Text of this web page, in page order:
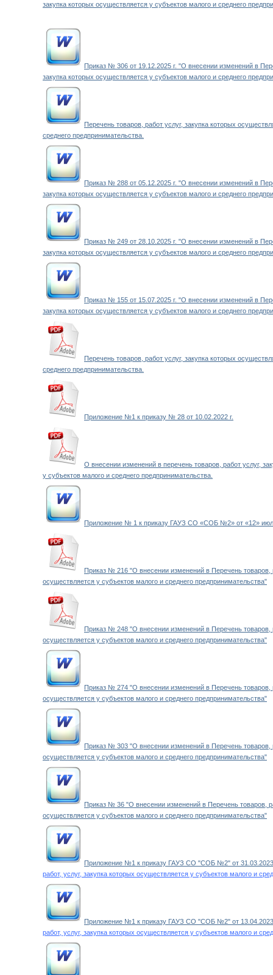
закупка которых осуществляется у субъектов малого и среднего
Приказ № 306 от 19.12.2025 г. "О внесении изменений в
закупка которых осуществляется у субъектов малого и среднего
Перечень товаров, работ услуг, закупка которых
среднего предпринимательства.
Приказ № 288 от 05.12.2025 г. "О внесении изменений в
закупка которых осуществляется у субъектов малого и среднего
Приказ № 249 от 28.10.2025 г. "О внесении изменений в
закупка которых осуществляется у субъектов малого и среднего
Приказ № 155 от 15.07.2025 г. "О внесении изменений в
закупка которых осуществляется у субъектов малого и среднего
Перечень товаров, работ услуг, закупка которых
среднего предпринимательства.
Приложение №1 к приказу № 28 от 10.02.2022 г.
О внесении изменений в перечень товаров, работ услуг,
у субъектов малого и среднего предпринимательства
Приложение № 1 к приказу ГАУЗ СО «СОБ №2» от «12»
Приказ № 216 "О внесении изменений в Перечень товаров,
осуществляется у субъектов малого и среднего предпринимательства"
Приказ № 248 "О внесении изменений в Перечень товаров,
осуществляется у субъектов малого и среднего предпринимательства"
Приказ № 274 "О внесении изменений в Перечень товаров,
осуществляется у субъектов малого и среднего предпринимательства"
Приказ № 303 "О внесении изменений в Перечень товаров,
осуществляется у субъектов малого и среднего предпринимательства"
Приказ № 36 "О внесении изменений в Перечень товаров,
осуществляется у субъектов малого и среднего предпринимательства"
Приложение №1 к приказу ГАУЗ СО "СОБ №2" от
работ, услуг, закупка которых осуществляется у субъектов малого и
Приложение №1 к приказу ГАУЗ СО "СОБ №2" от
работ, услуг, закупка которых осуществляется у субъектов малого и